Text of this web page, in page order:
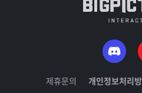
제휴문의 개인정보처리